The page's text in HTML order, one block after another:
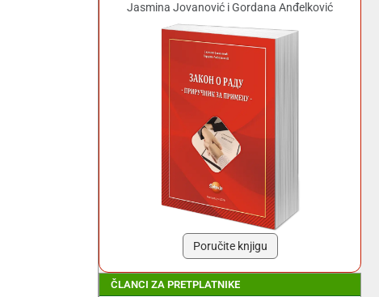
Jasmina Jovanović i Gordana Anđelković
Poručite knjigu
ČLANCI ZA PRETPLATNIKE